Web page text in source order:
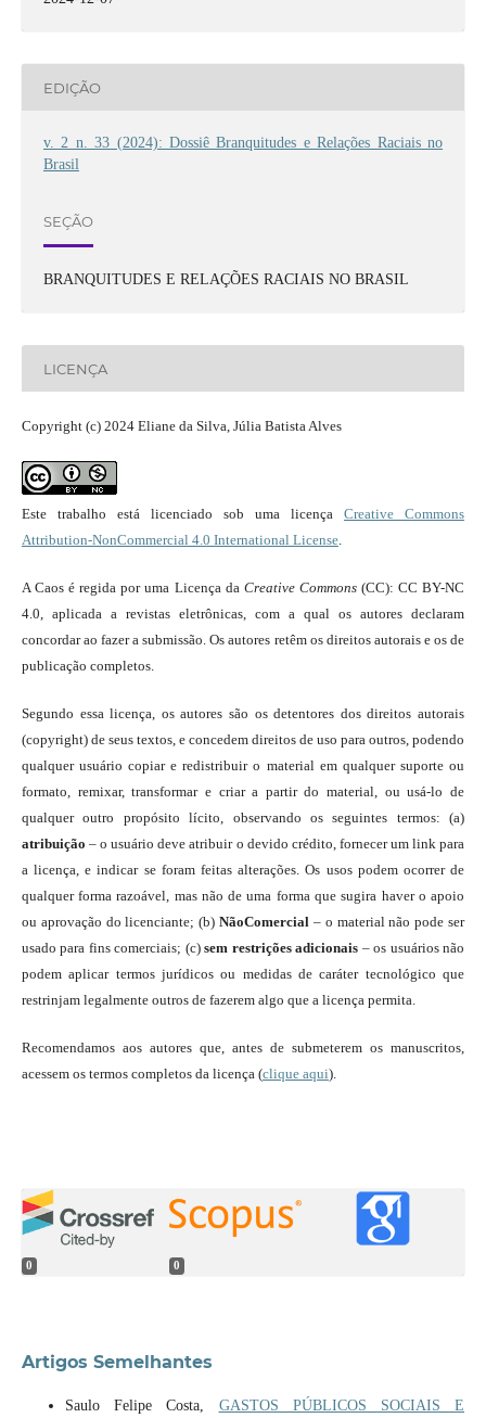
EDIÇÃO
v. 2 n. 33 (2024): Dossiê Branquitudes e Relações Raciais no
Brasil
SEÇÃO
BRANQUITUDES E RELAÇÕES RACIAIS NO BRASIL
LICENÇA
Copyright (c) 2024 Eliane da Silva, Júlia Batista Alves
Este trabalho está licenciado sob uma licençaCreative Commons
Attribution-NonCommercial 4.0 International License.
A Caos é regida por uma Licença da Creative Commons(CC): CC BY-NC
4.0, aplicada a revistas eletrônicas, com a qual os autores declaram
concordar ao fazer a submissão. Os autores retêm os direitos autorais e os de
publicação completos.
Segundo essa licença, os autores são os detentores dos direitos autorais
(copyright) de seus textos, e concedem direitos de uso para outros, podendo
qualquer usuário copiar e redistribuir o material em qualquer suporte ou
formato, remixar, transformar e criar a partir do material, ou usá-lo de
qualquer outro propósito lícito, observando os seguintes termos: (a)
atribuição – o usuário deve atribuir o devido crédito, fornecer um link para
a licença, e indicar se foram feitas alterações. Os usos podem ocorrer de
qualquer forma razoável, mas não de uma forma que sugira haver o apoio
ou aprovação do licenciante; (b)NãoComercial – o material não pode ser
usado para fins comerciais; (c)sem restrições adicionais – os usuários não
podem aplicar termos jurídicos ou medidas de caráter tecnológico que
restrinjam legalmente outros de fazerem algo que a licença permita.
Recomendamos aos autores que, antes de submeterem os manuscritos,
acessem os termos completos da licença (clique aqui).
0 0
Artigos Semelhantes
Saulo Felipe Costa, GASTOS PÚBLICOS SOCIAIS E